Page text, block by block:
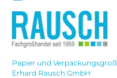
Papier und
Erhard Rausch GmbH